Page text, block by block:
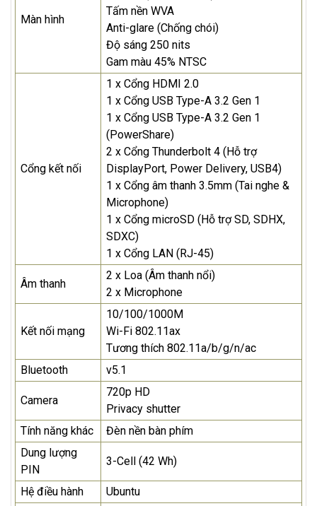
Màn hình
Tấm nền WVA
Anti-glare (Chống chói)
Độ sáng 250 nits
Gam màu 45% NTSC
Cổng kết nối
1 x Cổng HDMI 2.0
1 x Cổng USB Type-A 3.2 Gen 1
1 x Cổng USB Type-A 3.2 Gen 1
(PowerShare)
2 x Cổng Thunderbolt 4 (Hỗ trợ
DisplayPort, Power Delivery, USB4)
1 x Cổng âm thanh 3.5mm (Tai nghe &
Microphone)
1 x Cổng microSD (Hỗ trợ SD, SDHX,
SDXC)
1 x Cổng LAN (RJ-45)
Âm thanh
2 x Loa (Âm thanh nổi)
2 x Microphone
Kết nối mạng
10/100/1000M
Wi-Fi 802.11ax
Tương thích 802.11a/b/g/n/ac
Bluetooth
v5.1
Camera
720p HD
Privacy shutter
Tính năng khác
Đèn nền bàn phím
Dung lượng
PIN
3-Cell (42 Wh)
Hệ điều hành
Ubuntu